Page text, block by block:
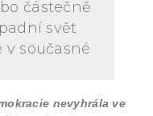
částečně
svět
současné
nevyhrála ve